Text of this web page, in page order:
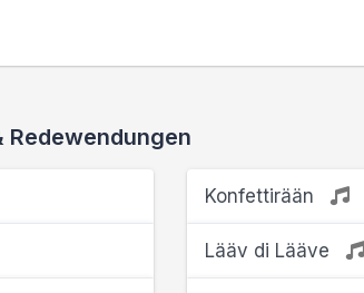
Konfettirään
Lääv di Lääve